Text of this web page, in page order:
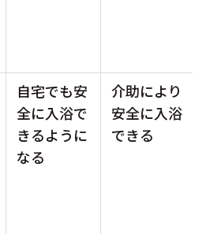
自宅でも安
全に入浴で
きるように
なる
介助により
安全に入浴
できる